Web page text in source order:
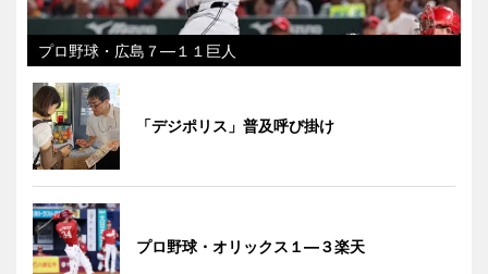
プロ野球・広島７―１１巨人
「デジポリス」普及呼び掛け
プロ野球・オリックス１―３楽天